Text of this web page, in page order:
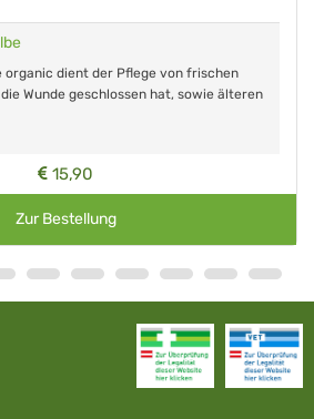
organic dient der Pflege von frischen
Wunde geschlossen hat, sowie älteren
15,90
Zur Bestellung